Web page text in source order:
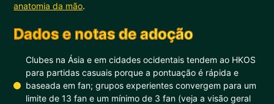
anatomia da mão.
Dados e notas de adoção
Clubes na Ásia e em cidades ocidentais tendem ao HKOS
para partidas casuais porque a pontuação é rápida e
baseada em fan; grupos experientes convergem para um
limite de 13 fan e um mínimo de 3 fan (veja a visão geral